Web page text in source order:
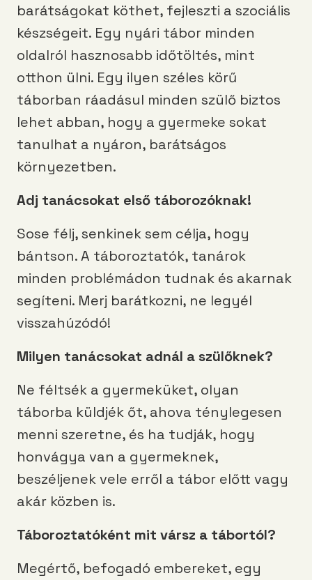
barátságokat köthet, fejleszti a szociális
készségeit. Egy nyári tábor minden
oldalról hasznosabb időtöltés, mint
otthon ülni. Egy ilyen széles körű
táborban ráadásul minden szülő biztos
lehet abban, hogy a gyermeke sokat
tanulhat a nyáron, barátságos
környezetben.
Adj tanácsokat első táborozóknak!
Sose félj, senkinek sem célja, hogy
bántson. A táboroztatók, tanárok
minden problémádon tudnak és akarnak
segíteni. Merj barátkozni, ne legyél
visszahúzódó!
Milyen tanácsokat adnál a szülőknek?
Ne féltsék a gyermeküket, olyan
táborba küldjék őt, ahova ténylegesen
menni szeretne, és ha tudják, hogy
honvágya van a gyermeknek,
beszéljenek vele erről a tábor előtt vagy
akár közben is.
Táboroztatóként mit vársz a tábortól?
Megértő, befogadó embereket, egy